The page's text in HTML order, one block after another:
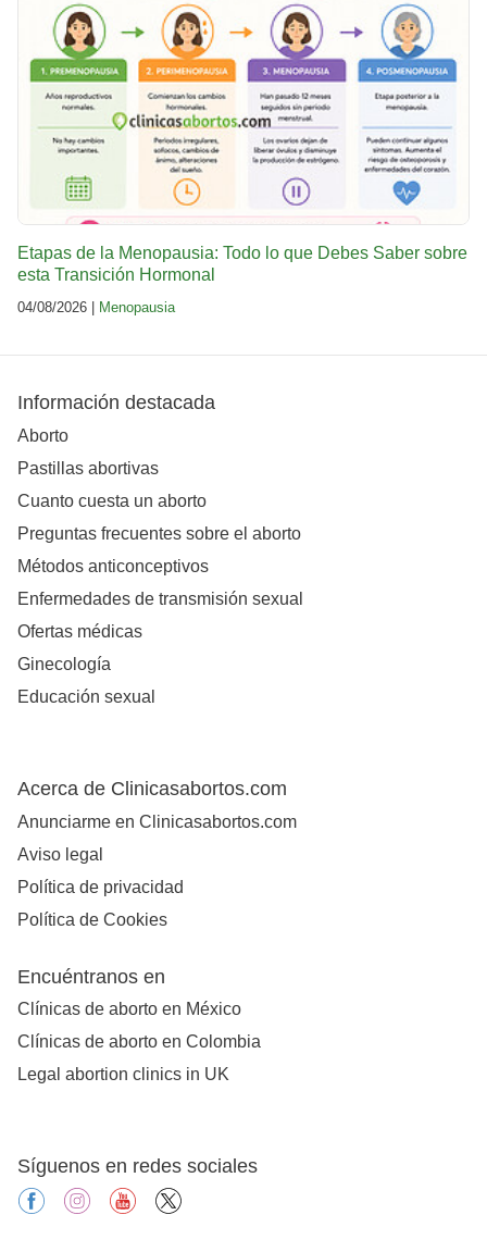
Etapas de la Menopausia: Todo lo que Debes Saber sobre
esta Transición Hormonal
04/08/2026 | Menopausia
Información destacada
Aborto
Pastillas abortivas
Cuanto cuesta un aborto
Preguntas frecuentes sobre el aborto
Métodos anticonceptivos
Enfermedades de transmisión sexual
Ofertas médicas
Ginecología
Educación sexual
Acerca de Clinicasabortos.com
Anunciarme en Clinicasabortos.com
Aviso legal
Política de privacidad
Política de Cookies
Encuéntranos en
Clínicas de aborto en México
Clínicas de aborto en Colombia
Legal abortion clinics in UK
Síguenos en redes sociales
facebookinstagramyoutube